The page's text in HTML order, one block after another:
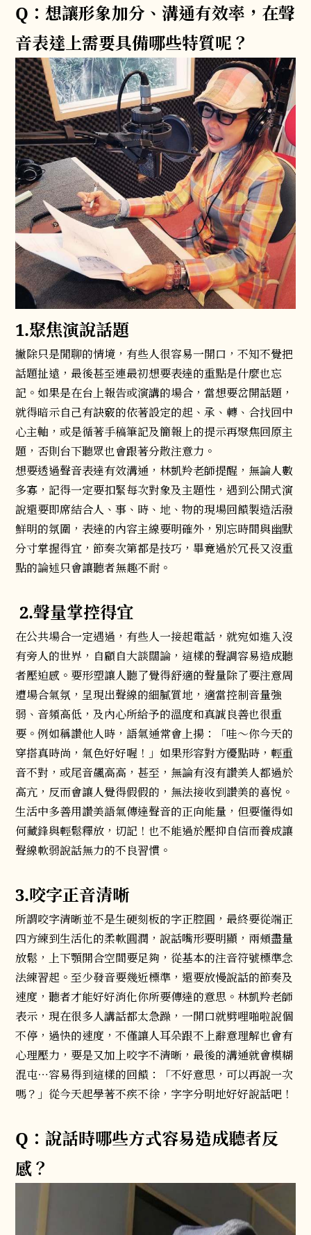
Q：想讓形象加分、溝通有效率，在聲
音表達上需要具備哪些特質呢？
1.聚焦演說話題
撇除只是閒聊的情境，有些人很容易一開口，不知不覺把
話題扯遠，最後甚至連最初想要表達的重點是什麼也忘
記。如果是在台上報告或演講的場合，當想要岔開話題，
就得暗示自己有訣竅的依著設定的起、承、轉、合找回中
心主軸，或是循著手稿筆記及簡報上的提示再聚焦回原主
題，否則台下聽眾也會跟著分散注意力。
想要透過聲音表達有效溝通，林凱羚老師提醒，無論人數
多寡，記得一定要扣緊每次對象及主題性，遇到公開式演
說還要即席結合人、事、時、地、物的現場回饋製造活潑
鮮明的氛圍，表達的內容主線要明確外，別忘時間與幽默
分寸掌握得宜，節奏次第都是技巧，畢竟過於冗長又沒重
點的論述只會讓聽者無趣不耐。
2.聲量掌控得宜
在公共場合一定遇過，有些人一接起電話，就宛如進入沒
有旁人的世界，自顧自大談闊論，這樣的聲調容易造成聽
者壓迫感。要形塑讓人聽了覺得舒適的聲量除了要注意周
遭場合氣氛，呈現出聲線的細膩質地，適當控制音量強
弱、音頻高低，及內心所給予的溫度和真誠良善也很重
要。例如稱讚他人時，語氣通常會上揚：「哇～你今天的
穿搭真時尚，氣色好好喔！」如果形容對方優點時，輕重
音不對，或尾音飆高高，甚至，無論有沒有讚美人都過於
高亢，反而會讓人覺得假假的，無法接收到讚美的喜悅。
生活中多善用讚美語氣傳達聲音的正向能量，但要懂得如
何藏鋒與輕鬆釋放，切記！也不能過於壓抑自信而養成讓
聲線軟弱說話無力的不良習慣。
3.咬字正音清晰
所謂咬字清晰並不是生硬刻板的字正腔圓，最終要從端正
四方練到生活化的柔軟圓潤，說話嘴形要明顯，兩頰盡量
放鬆，上下顎開合空間要足夠，從基本的注音符號標準念
法練習起。至少發音要幾近標準，還要放慢說話的節奏及
速度，聽者才能好好消化你所要傳達的意思。林凱羚老師
表示，現在很多人講話都太急躁，一開口就劈哩啪啦說個
不停，過快的速度，不僅讓人耳朵跟不上辭意理解也會有
心理壓力，要是又加上咬字不清晰，最後的溝通就會模糊
混屯⋯容易得到這樣的回饋：「不好意思，可以再說一次
嗎？」從今天起學著不疾不徐，字字分明地好好說話吧！
Q：說話時哪些方式容易造成聽者反
感？